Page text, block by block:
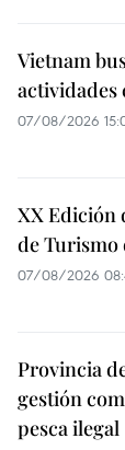
Vietnam
actividades
07/08/2026
XX Edición
de Turismo
07/08/2026
Provincia
gestión
pesca ilegal